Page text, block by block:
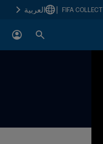
FIFA COLLECT العربية